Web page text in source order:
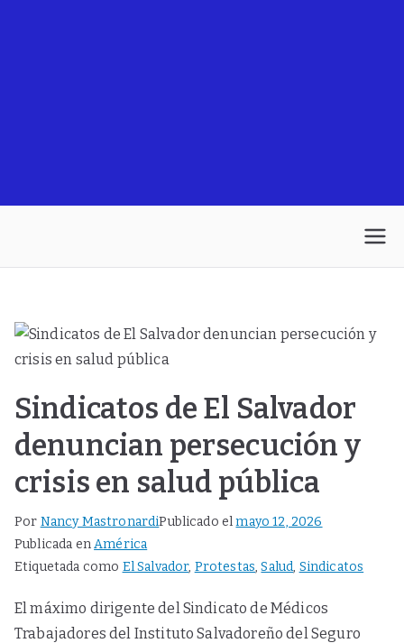
Sindicatos de El Salvador
denuncian persecución y
crisis en salud pública
Por Nancy MastronardiPublicado elmayo 12, 2026
Publicada enAmérica
Etiquetada como El Salvador, Protestas,Salud, Sindicatos
El máximo dirigente del Sindicato de Médicos
Trabajadores del Instituto Salvadoreño del Seguro